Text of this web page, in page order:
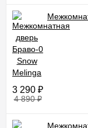
3 290 ₽
4 890₽